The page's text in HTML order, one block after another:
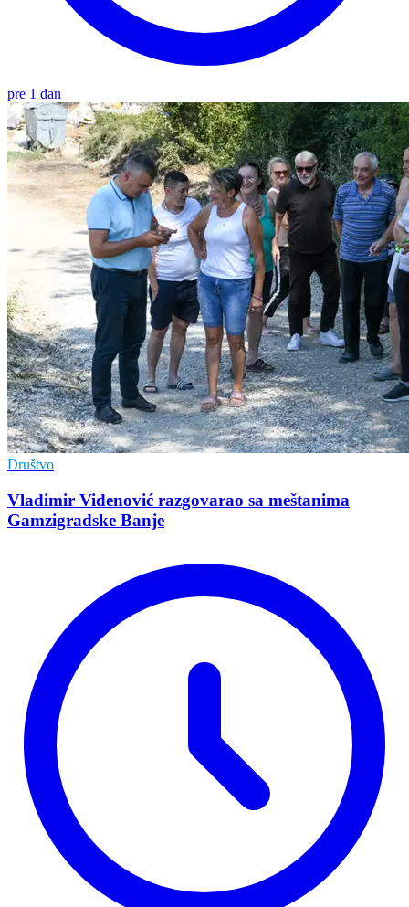
pre 1 dan
Društvo
Vladimir Vidеnović razgovarao sa mеštanima
Gamzigradskе Banjе